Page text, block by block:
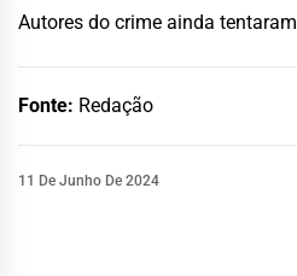
Autores do crime ainda
Fonte: Redação
11 De Junho De 2024